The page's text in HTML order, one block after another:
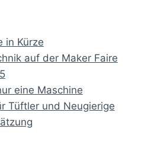
in Kürze
auf der Maker Faire
eine Maschine
Tüftler und Neugierige